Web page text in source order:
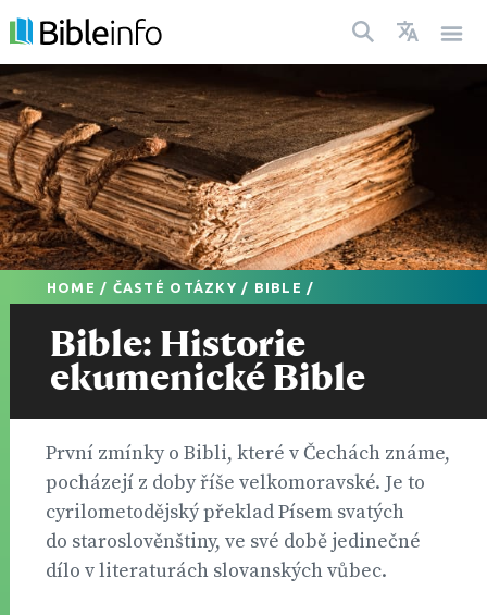
HOME / ČASTÉ OTÁZKY / BIBLE /
Bible: Historie
ekumenické Bible
První zmínky o Bibli, které v Čechách známe,
pocházejí z doby říše velkomoravské. Je to
cyrilometodějský překlad Písem svatých
do staroslověnštiny, ve své době jedinečné
dílo v literaturách slovanských vůbec.